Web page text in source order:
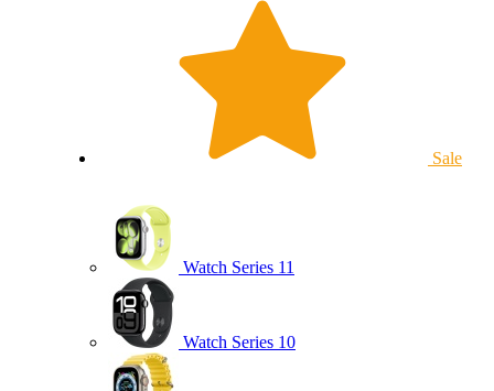
Sale
Watch Series 11
Watch Series 10